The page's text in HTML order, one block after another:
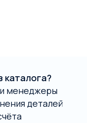
каталога?
менеджеры
деталей